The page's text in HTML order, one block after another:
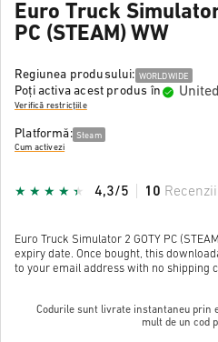
Euro Truck
PC (STEAM) WW
Regiunea produsului: WORLDWIDE
Poți activa acest produs în
Verifică restricțiile
Platformă: Steam
Cum activezi
4,3/5 10 Recenzii
Euro Truck Simulator 2 GOTY PC
expiry date. Once bought, this
to your email address with no shipping
Codurile sunt livrate instantaneu prin
mult de un cod